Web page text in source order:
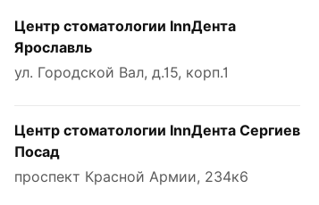
Центр стоматологии InnДента
Ярославль
ул. Городской Вал, д.15, корп.1
Центр стоматологии InnДента Сергиев
Посад
проспект Красной Армии, 234к6